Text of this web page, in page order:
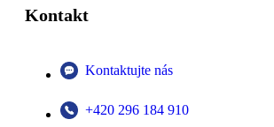
Kontakt
Kontaktujte nás
+420 296 184 910